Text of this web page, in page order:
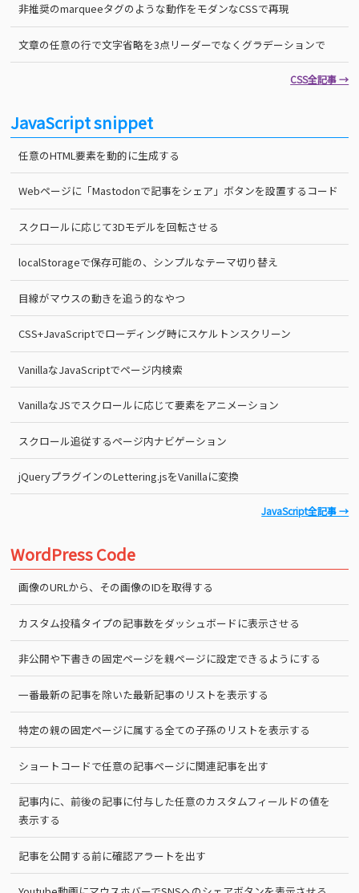
非推奨のmarqueeタグのような動作をモダンなCSSで再現
文章の任意の行で文字省略を3点リーダーでなくグラデーションで
CSS全記事 →
JavaScript snippet
任意のHTML要素を動的に生成する
Webページに「Mastodonで記事をシェア」ボタンを設置するコード
スクロールに応じて3Dモデルを回転させる
localStorageで保存可能の、シンプルなテーマ切り替え
目線がマウスの動きを追う的なやつ
CSS+JavaScriptでローディング時にスケルトンスクリーン
VanillaなJavaScriptでページ内検索
VanillaなJSでスクロールに応じて要素をアニメーション
スクロール追従するページ内ナビゲーション
jQueryプラグインのLettering.jsをVanillaに変換
JavaScript全記事 →
WordPress Code
画像のURLから、その画像のIDを取得する
カスタム投稿タイプの記事数をダッシュボードに表示させる
非公開や下書きの固定ページを親ページに設定できるようにする
一番最新の記事を除いた最新記事のリストを表示する
特定の親の固定ページに属する全ての子孫のリストを表示する
ショートコードで任意の記事ページに関連記事を出す
記事内に、前後の記事に付与した任意のカスタムフィールドの値を
表示する
記事を公開する前に確認アラートを出す